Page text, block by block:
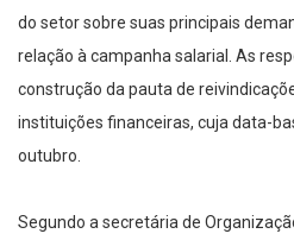
do setor sobre suas principais
relação à campanha salarial. As
construção da pauta de
instituições financeiras, cuja data-
outubro.
Segundo a secretária de